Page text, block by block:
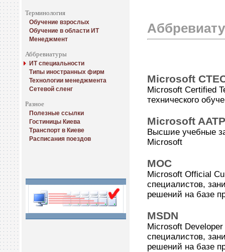
Терминология
Обучение взрослых
Обучение в области ИТ
Менеджмент
Аббревиатуры
ИТ специальности
Типы иностранных фирм
Технологии менеджмента
Сетевой сленг
Разное
Полезные ссылки
Гостиницы Киева
Транспорт в Киеве
Расписания поездов
Microsoft
Microsoft Certified
технического
Microsoft AATP
Высшие учебные
Microsoft
MOC
Microsoft Official
специалистов,
решений на базе
MSDN
Microsoft
специалистов,
решений на базе